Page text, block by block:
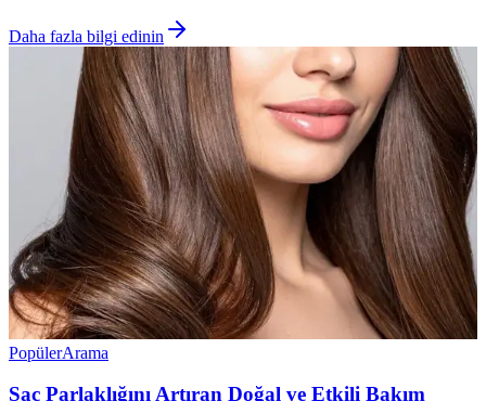
Daha fazla bilgi edinin
PopülerArama
Saç Parlaklığını Artıran Doğal ve Etkili Bakım